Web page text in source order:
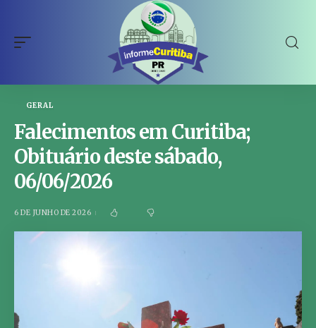
GERAL
Falecimentos em Curitiba;
Obituário deste sábado,
06/06/2026
6 DE JUNHO DE 2026